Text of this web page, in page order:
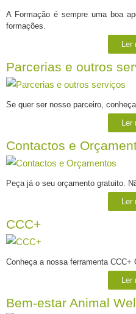
A Formação é sempre uma boa
formações.
Ler
Parcerias e outros
Se quer ser nosso parceiro,
Ler
Contactos e
Peça já o seu orçamento gratuito.
Ler
CCC+
Conheça a nossa ferramenta CCC+
Ler
Bem-estar Animal